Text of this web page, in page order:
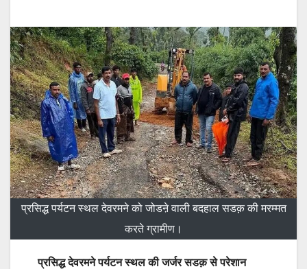
प्रसिद्ध पर्यटन स्थल देवरमने को जोडऩे वाली बदहाल सडक़ की मरम्मत
करते ग्रामीण।
प्रसिद्ध देवरमने पर्यटन स्थल की जर्जर सडक़ से परेशान